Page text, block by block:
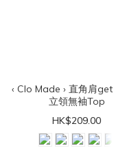
‹ Clo Made › 直角肩
立領無袖Top
HK$209.00